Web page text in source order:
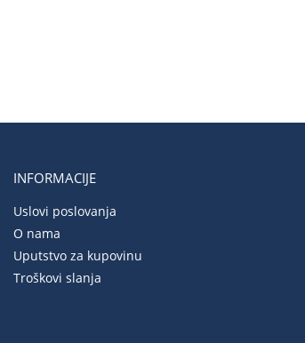
INFORMACIJE
Uslovi poslovanja
O nama
Uputstvo za kupovinu
Troškovi slanja